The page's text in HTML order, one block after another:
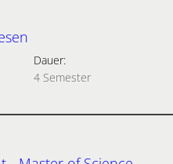
Dauer:
4 Semester